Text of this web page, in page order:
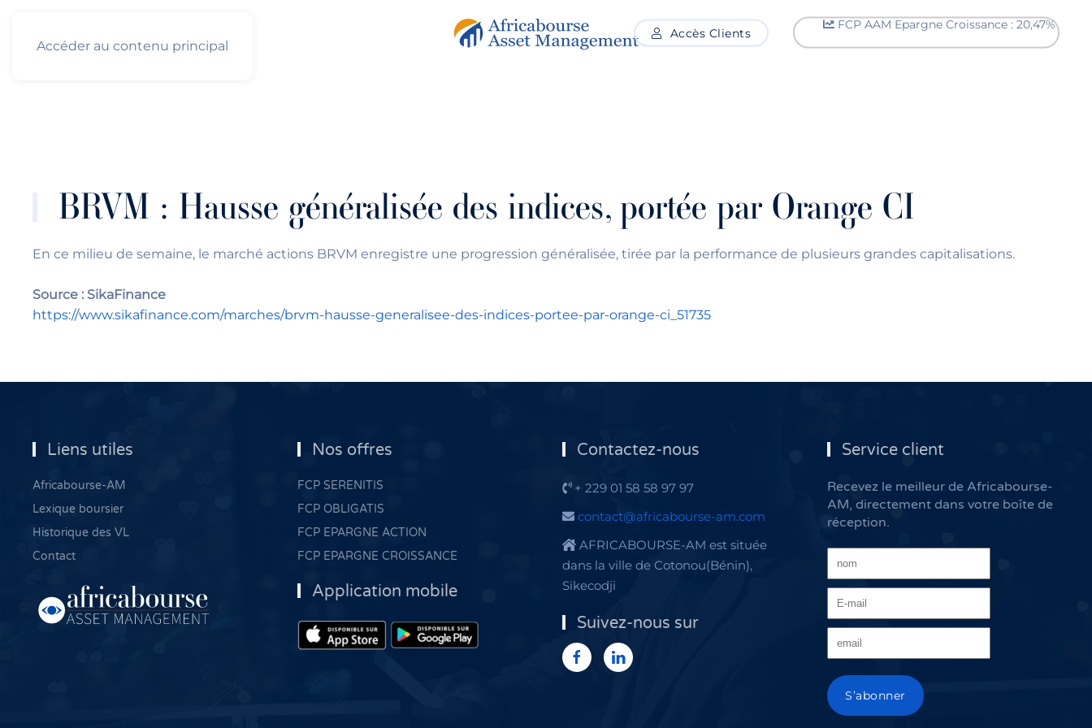
Accéder au contenu principal
Accès Clients
FCP AAM Epargne Croissance : 20,47%
BRVM : Hausse généralisée des indices, portée par Orange CI
En ce milieu de semaine, le marché actions BRVM enregistre une progression généralisée, tirée par la performance de plusieurs grandes capitalisations.
Source : SikaFinance
https://www.sikafinance.com/marches/brvm-hausse-generalisee-des-indices-portee-par-orange-ci_51735
Liens utiles
Africabourse-AM
Lexique boursier
Historique des VL
Contact
Nos offres
FCP SERENITIS
FCP OBLIGATIS
FCP EPARGNE ACTION
FCP EPARGNE CROISSANCE
Application mobile
Contactez-nous
+ 229 01 58 58 97 97
contact@africabourse-am.com
AFRICABOURSE-AM est située
dans la ville de Cotonou(Bénin),
Sikecodji
Suivez-nous sur
Service client
Recevez le meilleur de Africabourse-
AM, directement dans votre boîte de
réception.